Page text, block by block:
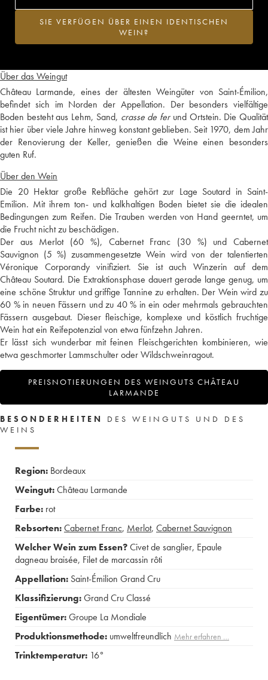
Über das Weingut
Château Larmande, eines der ältesten Weingüter von Saint-Émilion,
befindet sich im Norden der Appellation. Der besonders vielfältige
Boden besteht aus Lehm, Sand, crasse de ferund Ortstein. Die Qualität
ist hier über viele Jahre hinweg konstant geblieben. Seit 1970, dem Jahr
der Renovierung der Keller, genießen die Weine einen besonders
guten Ruf.
Über den Wein
Die 20 Hektar große Rebfläche gehört zur Lage Soutard in Saint-
Emilion. Mit ihrem ton- und kalkhaltigen Boden bietet sie die idealen
Bedingungen zum Reifen. Die Trauben werden von Hand geerntet, um
die Frucht nicht zu beschädigen.
Der aus Merlot (60 %), Cabernet Franc (30 %) und Cabernet
Sauvignon (5 %) zusammengesetzte Wein wird von der talentierten
Véronique Corporandy vinifiziert. Sie ist auch Winzerin auf dem
Château Soutard. Die Extraktionsphase dauert gerade lange genug, um
eine schöne Struktur und griffige Tannine zu erhalten. Der Wein wird zu
60 % in neuen Fässern und zu 40 % in ein oder mehrmals gebrauchten
Fässern ausgebaut. Dieser fleischige, komplexe und köstlich fruchtige
Wein hat ein Reifepotenzial von etwa fünfzehn Jahren.
Er lässt sich wunderbar mit feinen Fleischgerichten kombinieren, wie
etwa geschmorter Lammschulter oder Wildschweinragout.
PREISNOTIERUNGEN DES WEINGUTS CHÂTEAU
LARMANDE
SIE VERFÜGEN ÜBER EINEN IDENTISCHEN
WEIN?
BESONDERHEITEN
DES WEINGUTS UND DES
WEINS
Region: Bordeaux
Weingut:Château Larmande
Farbe: rot
Rebsorten:Cabernet Franc, Merlot, Cabernet Sauvignon
Welcher Wein zum Essen?Civet de sanglier, Epaule
dagneau braisée, Filet de marcassin rôti
Appellation: Saint-Émilion Grand Cru
Klassifizierung:Grand Cru Classé
Eigentümer:Groupe La Mondiale
Produktionsmethode: umweltfreundlich Mehr erfahren …
Trinktemperatur: 16°